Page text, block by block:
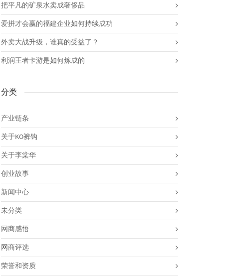
把平凡的矿泉水卖成奢侈品
爱拼才会赢的福建企业如何持续成功
外卖大战升级，谁真的受益了？
利润王者卡游是如何炼成的
分类
产业链条
关于KO裤钩
关于李棠华
创业故事
新闻中心
未分类
网商感悟
网商评选
荣誉和资质